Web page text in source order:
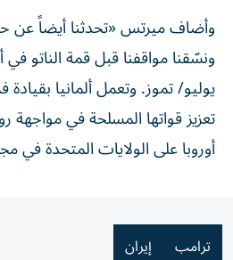
وأضاف ميرتس «تحدثنا أيضاً عن
يوليو/تموز. وتعمل ألمانيا
تعزيز قواتها المسلحة في مواجهة
أوروبا على الولايات المتحدة في
ترامب إيران